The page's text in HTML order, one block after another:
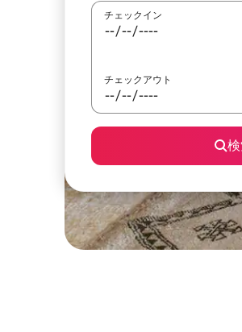
チェックイン
チェックアウト